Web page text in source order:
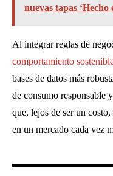
nuevas tapas ‘Hecho
Al integrar reglas de
comportamiento
bases de datos más
de consumo responsable
que, lejos de ser un
en un mercado cada vez